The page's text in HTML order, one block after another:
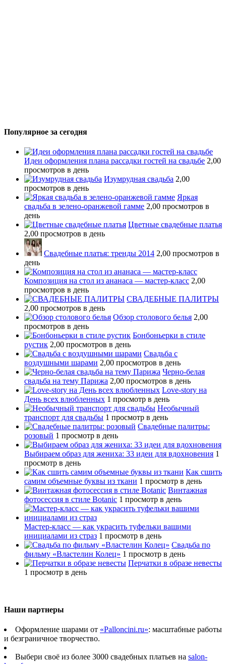
Популярное за сегодня
Идеи оформления плана рассадки гостей на свадьбе 2,00
просмотров в день
Изумрудная свадьба 2,00
просмотров в день
Яркая
свадьба в зелено-оранжевой гамме 2,00 просмотров в
день
Цветные свадебные платья
2,00 просмотров в день
Свадебные платья: тренды 2014 2,00 просмотров в
день
Композиция на стол из ананаса — мастер-класс 2,00
просмотров в день
СВАДЕБНЫЕ ПАЛИТРЫ
2,00 просмотров в день
Обзор столового белья 2,00
просмотров в день
Бонбоньерки в стиле
рустик 2,00 просмотров в день
Свадьба с
воздушными шарами 2,00 просмотров в день
Черно-белая
свадьба на тему Парижа 2,00 просмотров в день
Love-story на
День всех влюбленных 1 просмотр в день
Необычный
транспорт для свадьбы 1 просмотр в день
Свадебные палитры:
розовый 1 просмотр в день
Выбираем образ для жениха: 33 идеи для вдохновения 1
просмотр в день
Как сшить
самим объемные буквы из ткани 1 просмотр в день
Винтажная
фотосессия в стиле Botanic 1 просмотр в день
Мастер-класс — как украсить туфельки вашими
инициалами из страз 1 просмотр в день
Свадьба по
фильму «Властелин Колец» 1 просмотр в день
Перчатки в образе невесты
1 просмотр в день
Наши партнеры
Оформление шарами от «Palloncini.ru»: масштабные работы
и безграничное творчество.
Выбери своё из более 3000 свадебных платьев на salon-